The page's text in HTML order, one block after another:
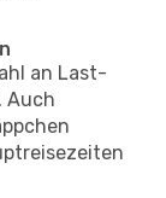
an Last-
Auch